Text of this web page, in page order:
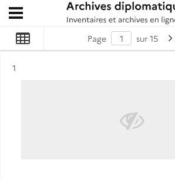
Archives diplomatiques
Ouvrir le menu déroulant
Page sur 15
Résultat n°
1